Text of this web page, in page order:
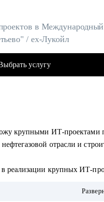
в Международный
/ ex-Лукойл
услугу
крупными ИТ-проектами
отрасли и
реализации крупных ИТ-